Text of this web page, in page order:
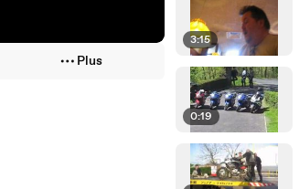
Plus
3:15
0:19